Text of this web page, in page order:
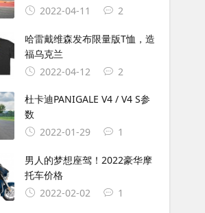
2022-04-11
2
哈雷戴维森发布限量版T恤，造
福乌克兰
2022-04-12
2
杜卡迪PANIGALE V4 / V4 S参
数
2022-01-29
1
男人的梦想座驾！2022豪华摩
托车价格
2022-02-02
1